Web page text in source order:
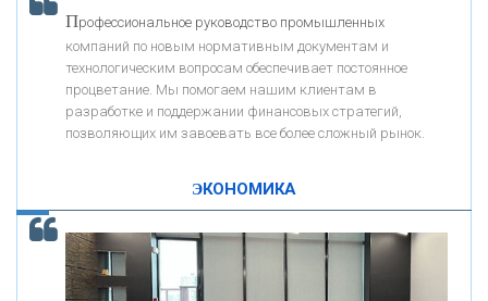
«ПРЕСС-СЛУЖБА ВТБ24»
«АВТОГРАДБАНК»
ОНАС
КОНТАКТЫ
К ак Система быстрых платежей за пять лет
Профессиональное руководство промышленных
компаний по новым нормативным документам и
технологическим вопросам обеспечивает постоянное
процветание. Мы помогаем нашим клиентам в
разработке и поддержании финансовых стратегий,
позволяющих им завоевать все более сложный рынок.
ЭКОНОМИКА